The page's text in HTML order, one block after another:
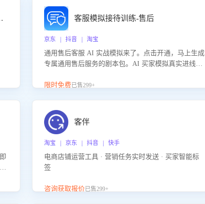
取-八爪鱼 客服模拟接待训练-售后
京东 | 抖音 | 淘宝
通用售后客服 AI 实战模拟来了。点击开通，马上生成
专属通用售后服务的剧本包。AI 买家模拟真实进线咨
咨询等售后场景的应对要点，轻松提升服务能力。
限时免费已售299+
客伴
淘宝 | 京东 | 抖音 | 快手
电商店铺运营工具 · 营销任务实时发送 · 买家智能标
签
咨询获取报价已售299+